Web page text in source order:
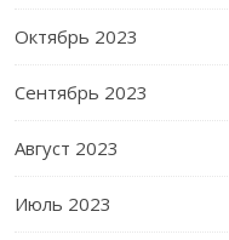
Октябрь 2023
Сентябрь 2023
Август 2023
Июль 2023